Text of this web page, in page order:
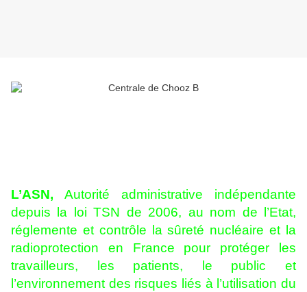
L’ASN, Autorité administrative indépendante
depuis la loi TSN de 2006, au nom de l’Etat,
réglemente et contrôle la sûreté nucléaire et la
radioprotection en France pour protéger les
travailleurs, les patients, le public et
l’environnement des risques liés à l’utilisation du